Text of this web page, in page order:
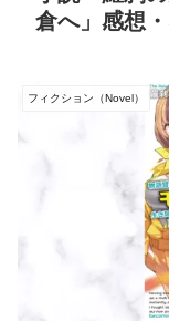
倉へ」感想
フィクション（Novel）